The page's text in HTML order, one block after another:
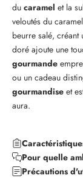
du caramel et la
veloutés du
beurre salé, créant
doré ajoute une
gourmande
ou un cadeau
gourmandise et
aura.
Pour quelle
Précautions